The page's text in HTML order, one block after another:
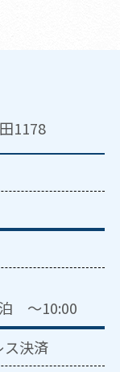
1178
～10:00
ス決済